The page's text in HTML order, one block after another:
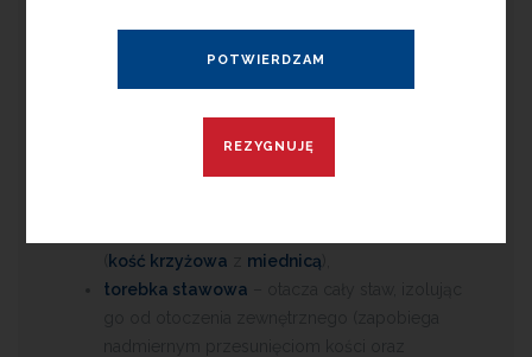
Niestety powstające z czasem zmiany jej
struktury uszkadzają ruchomość stawu i
powodują dolegliwości bólowe.
Typowymi elementami stawu są:
powierzchnia stawowa– główka (część
kość krzyżowa miednicą
torebka stawowa